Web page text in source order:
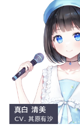
真白 清美
CV.其原有沙